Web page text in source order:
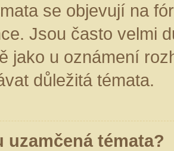
se objevují na
Jsou často velmi
jako u oznámení
důležitá témata.
uzamčená témata?